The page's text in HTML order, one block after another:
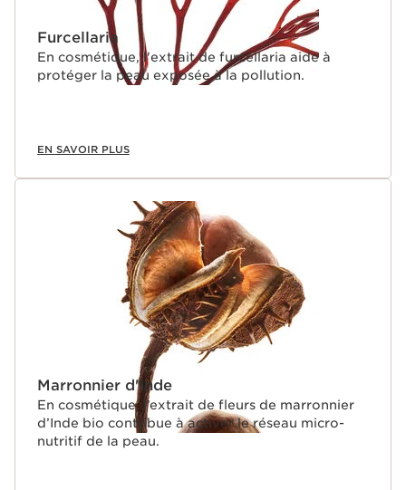
Furcellaria
En cosmétique, l'extrait de furcellaria aide à
protéger la peau exposée à la pollution.
EN SAVOIR PLUS
Marronnier d'Inde
En cosmétique, l’extrait de fleurs de marronnier
d’Inde bio contribue à activer le réseau micro-
nutritif de la peau.